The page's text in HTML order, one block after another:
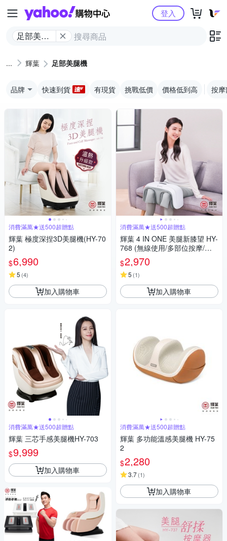
Yahoo購物中心
足部美腿
登入
輝葉 足部美腿機
品牌 快速到貨 有現貨 挑戰低價 價格低到高 按
消費滿萬★送500超贈點
輝葉 極度深捏3D美腿機(HY-70
2)
$6,990
5 (4)
加入購物車
消費滿萬★送500超贈點
輝葉 三芯手感美腿機HY-703
$9,999
加入購物車
消費滿萬★送500超贈點
輝葉 4 IN ONE 美腿新膝望 HY-
768 (無線使用/多部位按摩/三
段力度三種按摩手法調節)
$2,970
5 (1)
加入購物車
消費滿萬★送500超贈點
輝葉 多功能溫感美腿機 HY-75
2
$2,280
3.7(1)
加入購物車